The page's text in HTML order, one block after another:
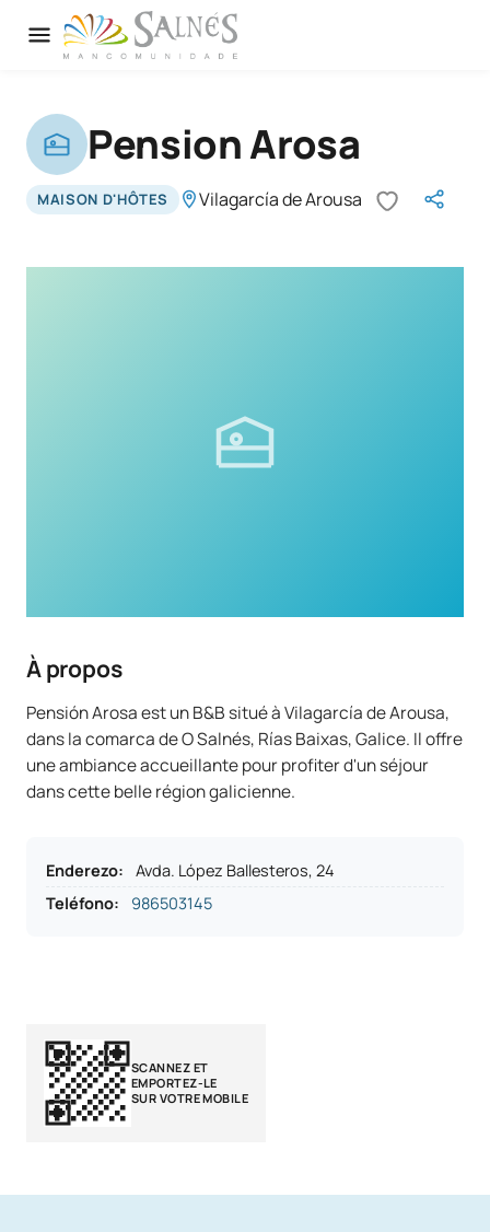
Pension Arosa
MAISON D'HÔTES Vilagarcía de Arousa
À propos
Pensión Arosa est un B&B situé à Vilagarcía de Arousa,
dans la comarca de O Salnés, Rías Baixas, Galice. Il offre
une ambiance accueillante pour profiter d'un séjour
dans cette belle région galicienne.
Enderezo:
Avda. López Ballesteros, 24
Teléfono: 986503145
SCANNEZ ET
EMPORTEZ-LE
SUR VOTRE MOBILE